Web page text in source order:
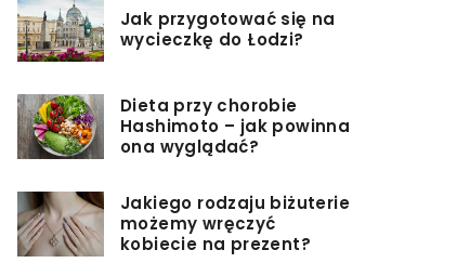
Jak przygotować się na
wycieczkę do Łodzi?
Dieta przy chorobie
Hashimoto – jak powinna
ona wyglądać?
Jakiego rodzaju biżuterie
możemy wręczyć
kobiecie na prezent?